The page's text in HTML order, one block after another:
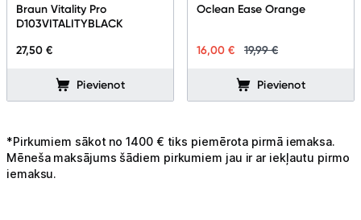
Braun Vitality Pro
D103VITALITYBLACK
27,50 €
Pievienot
Oclean Ease Orange
16,00 € 19,99 €
Pievienot
*Pirkumiem sākot no 1400 € tiks piemērota pirmā iemaksa.
Mēneša maksājums šādiem pirkumiem jau ir ar iekļautu pirmo
iemaksu.